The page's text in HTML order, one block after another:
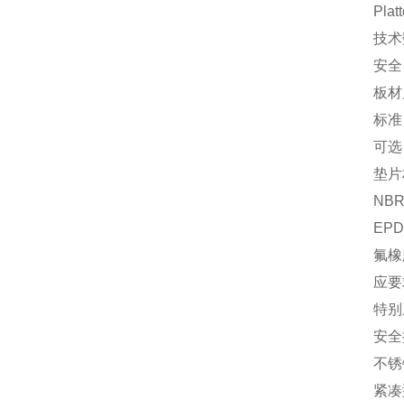
技术数
安全：
板材
标准：
可选：
垫片
NBR(
氟橡
应要
特别
安全
不锈钢
紧凑型